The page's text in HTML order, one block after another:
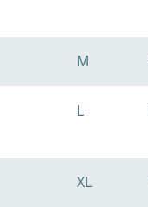
M
L
XL